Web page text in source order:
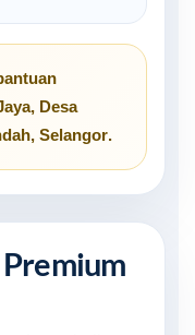
, Desa
Selangor.